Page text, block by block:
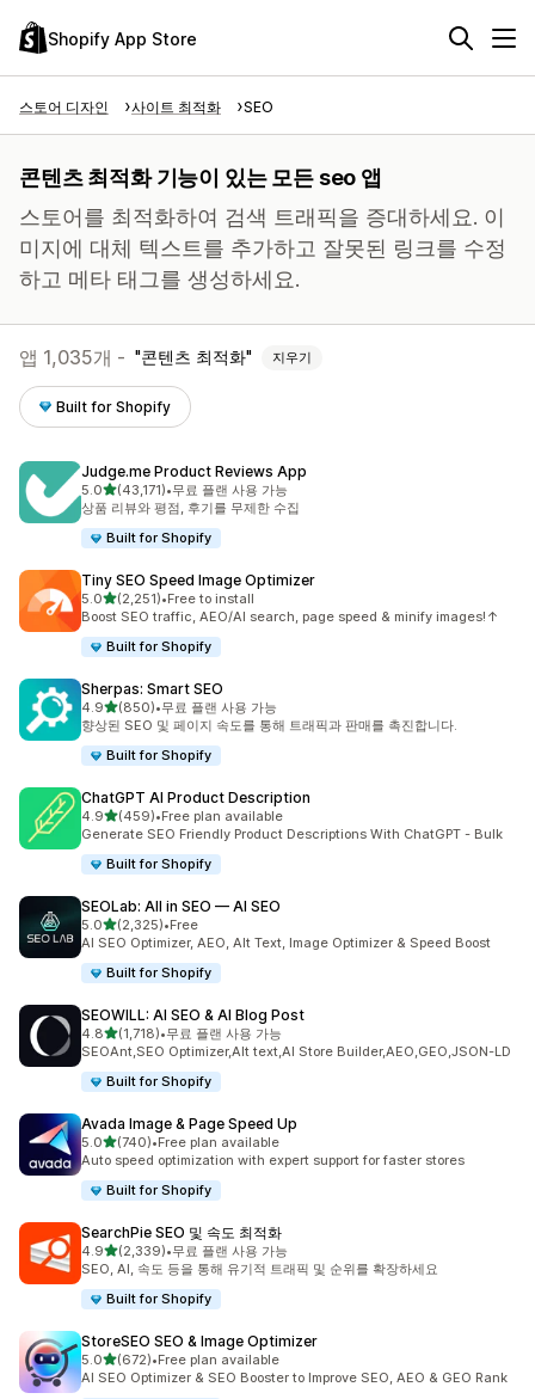
Shopify App Store
스토어 디자인 사이트 최적화 SEO
콘텐츠 최적화 기능이 있는 모든 seo 앱
스토어를 최적화하여 검색 트래픽을 증대하세요. 이
미지에 대체 텍스트를 추가하고 잘못된 링크를 수정
하고 메타 태그를 생성하세요.
앱 1,035개 - 콘텐츠 최적화 지우기
Built for Shopify
Judge.me Product Reviews App
5.0별 5개 중
(43,171)
총 리뷰 43171개
•무료 플랜 사용 가능
상품 리뷰와 평점, 후기를 무제한 수집
Built for Shopify
Tiny SEO Speed Image Optimizer
5.0별 5개 중
(2,251)
총 리뷰 2251개
•Free to install
Boost SEO traffic, AEO/AI search, page speed & minify images!↑
Built for Shopify
Sherpas: Smart SEO
4.9별 5개 중
(850)
총 리뷰 850개
•무료 플랜 사용 가능
향상된 SEO 및 페이지 속도를 통해 트래픽과 판매를 촉진합니다.
Built for Shopify
ChatGPT AI Product Description
4.9별 5개 중
(459)
총 리뷰 459개
•Free plan available
Generate SEO Friendly Product Descriptions With ChatGPT - Bulk
Built for Shopify
SEOLab: All in SEO — AI SEO
5.0별 5개 중
(2,325)
총 리뷰 2325개
•Free
AI SEO Optimizer, AEO, Alt Text, Image Optimizer & Speed Boost
Built for Shopify
SEOWILL: AI SEO & AI Blog Post
4.8별 5개 중
(1,718)
총 리뷰 1718개
•무료 플랜 사용 가능
SEOAnt,SEO Optimizer,Alt text,AI Store Builder,AEO,GEO,JSON-LD
Built for Shopify
Avada Image & Page Speed Up
5.0별 5개 중
(740)
총 리뷰 740개
•Free plan available
Auto speed optimization with expert support for faster stores
Built for Shopify
SearchPie SEO 및 속도 최적화
4.9별 5개 중
(2,339)
총 리뷰 2339개
•무료 플랜 사용 가능
SEO, AI, 속도 등을 통해 유기적 트래픽 및 순위를 확장하세요
Built for Shopify
StoreSEO SEO & Image Optimizer
5.0별 5개 중
(672)
총 리뷰 672개
•Free plan available
AI SEO Optimizer & SEO Booster to Improve SEO, AEO & GEO Rank